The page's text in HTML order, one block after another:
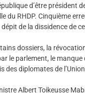
d’être président
RHDP. Cinquième
de la dissidence de
dossiers, la
le parlement, le
diplomates de
Albert Toikeusse